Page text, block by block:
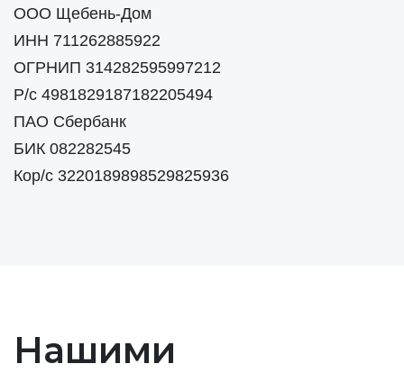
ООО Щебень-Дом
ИНН 711262885922
ОГРНИП 314282595997212
Р/с 4981829187182205494
ПАО Сбербанк
БИК 082282545
Кор/с 3220189898529825936
Нашими